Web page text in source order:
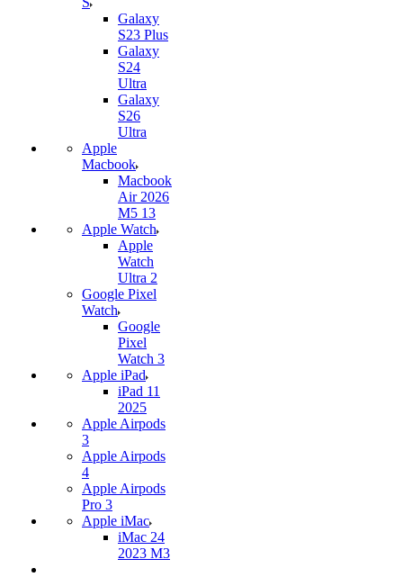
Galaxy
S23 Plus
Galaxy
S24
Ultra
Galaxy
S26
Ultra
Apple
Macbook
Macbook
Air 2026
M5 13
Apple Watch
Apple
Watch
Ultra 2
Google Pixel
Watch
Google
Pixel
Watch 3
Apple iPad
iPad 11
2025
Apple Airpods
3
Apple Airpods
4
Apple Airpods
Pro 3
Apple iMac
iMac 24
2023 M3